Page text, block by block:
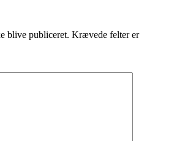
blive publiceret. Krævede felter er